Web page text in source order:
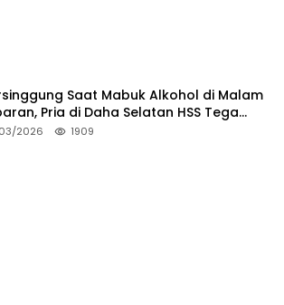
Saat Mabuk Alkohol di Malam
Pria di Daha Selatan HSS Tega
Teman Sendiri
2026 1909